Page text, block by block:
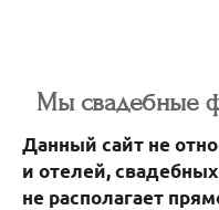
Мы свадебные
Данный сайт не
и отелей,
не располагает